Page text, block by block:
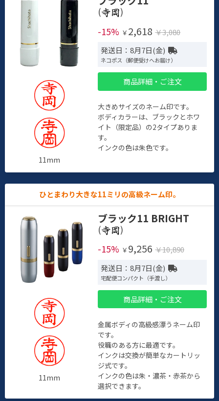
11mm
(
)
-15% ￥ 2,618 ￥3,080
発送日：8月7日(金)
ネコポス（郵便受けへお届け）
商品詳細・ご注文
大きめサイズのネーム印です。
ボディカラーは、ブラックとホワ
イト（限定品）の2タイプありま
す。
インクの色は朱色です。
ひとまわり大きな11ミリの高級ネーム印。
11mm
ブラック11 BRIGHT
(
)
-15% ￥ 9,256 ￥10,890
発送日：8月7日(金)
宅配便コンパクト（手渡し）
商品詳細・ご注文
金属ボディの高級感漂うネーム印
です。
役職のある方に最適です。
インクは交換が簡単なカートリッ
ジ式です。
インクの色は朱・濃茶・赤茶から
選択できます。